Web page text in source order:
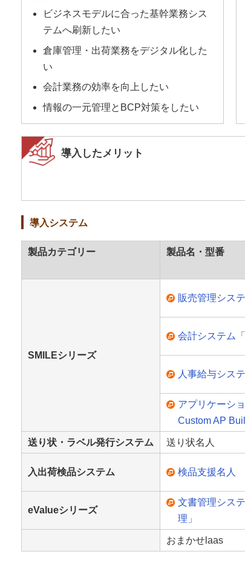
ビジネスモデルに合った基幹業務シス
テムへ刷新したい
倉庫管理・出荷業務をデジタル化した
い
会計業務の効率を向上したい
情報の一元管理とBCP対策をしたい
導入したメリット
導入システム
製品カテゴリー 製品名・型番
SMILEシリーズ
販売管理シス
会計システム
人事給与シス
アプリケーシ
Custom AP
送り状・ラベル発行システム 送り状名人
入出荷検品システム 検品支援名人
eValueシリーズ
文書管理シス
理」
おまかせlaas